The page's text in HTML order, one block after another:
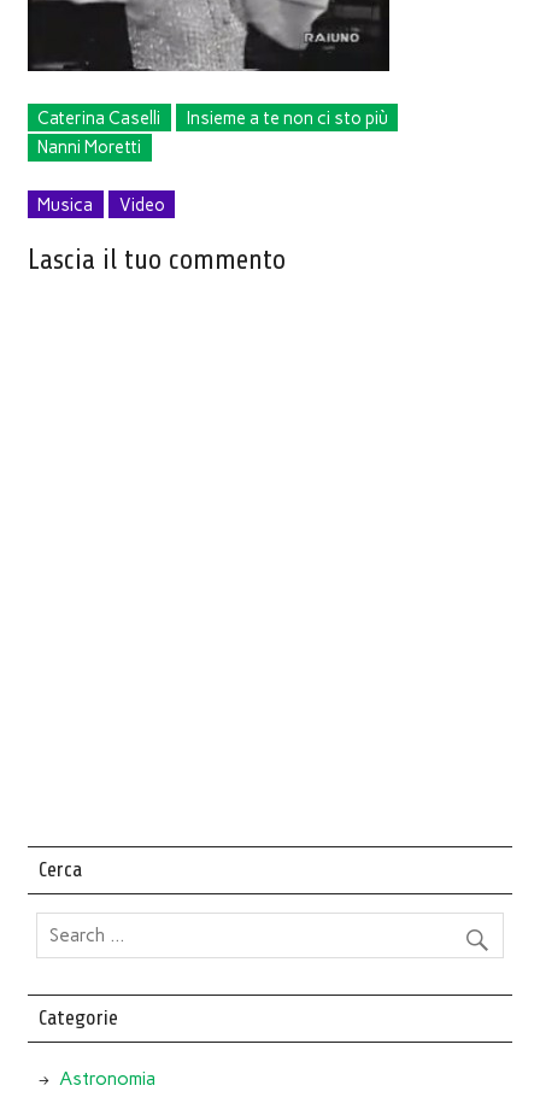
Caterina Caselli
Insieme a te non ci sto più
Nanni Moretti
Musica Video
Lascia il tuo commento
Cerca
Categorie
Astronomia